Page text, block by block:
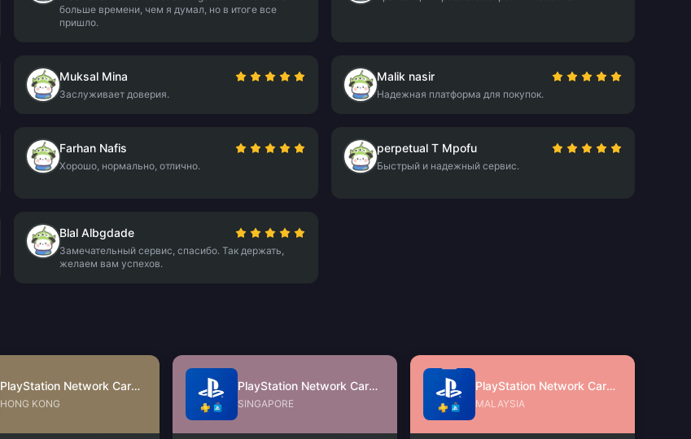
больше времени, чем я думал, но в итоге все
пришло.
Muksal Mina
Заслуживает доверия.
Malik nasir
Надежная платформа для покупок.
Farhan Nafis
Хорошо, нормально, отлично.
perpetual T Mpofu
Быстрый и надежный сервис.
Blal Albgdade
Замечательный сервис, спасибо. Так держать,
желаем вам успехов.
PlayStation Network Card (HK)
HONG KONG
PlayStation Network Card (SG)
SINGAPORE
PlayStation Network Card (MY)
MALAYSIA